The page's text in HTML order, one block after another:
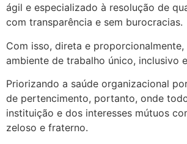
ágil e especializado à resolução de
com transparência e sem burocracias.
Com isso, direta e
ambiente de trabalho único, inclusivo
Priorizando a saúde organizacional
de pertencimento, portanto, onde
instituição e dos interesses mútuos
zeloso e fraterno.